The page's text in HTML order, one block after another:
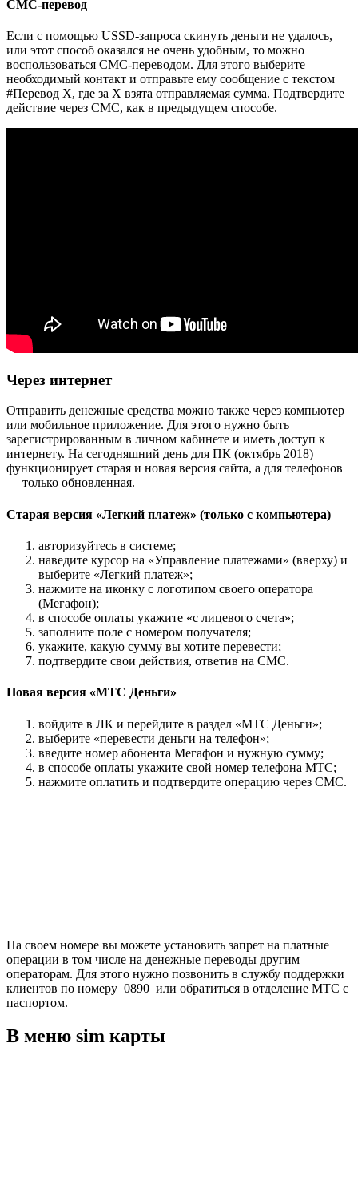
СМС-перевод
Если с помощью USSD-запроса скинуть деньги не удалось,
или этот способ оказался не очень удобным, то можно
воспользоваться СМС-переводом. Для этого выберите
необходимый контакт и отправьте ему сообщение с текстом
#Перевод Х, где за Х взята отправляемая сумма. Подтвердите
действие через СМС, как в предыдущем способе.
Через интернет
Отправить денежные средства можно также через компьютер
или мобильное приложение. Для этого нужно быть
зарегистрированным в личном кабинете и иметь доступ к
интернету. На сегодняшний день для ПК (октябрь 2018)
функционирует старая и новая версия сайта, а для телефонов
— только обновленная.
Старая версия «Легкий платеж» (только с компьютера)
авторизуйтесь в системе;
наведите курсор на «Управление платежами» (вверху) и
выберите «Легкий платеж»;
нажмите на иконку с логотипом своего оператора
(Мегафон);
в способе оплаты укажите «с лицевого счета»;
заполните поле с номером получателя;
укажите, какую сумму вы хотите перевести;
подтвердите свои действия, ответив на СМС.
Новая версия «МТС Деньги»
войдите в ЛК и перейдите в раздел «МТС Деньги»;
выберите «перевести деньги на телефон»;
введите номер абонента Мегафон и нужную сумму;
в способе оплаты укажите свой номер телефона МТС;
нажмите оплатить и подтвердите операцию через СМС.
На своем номере вы можете установить запрет на платные
операции в том числе на денежные переводы другим
операторам. Для этого нужно позвонить в службу поддержки
клиентов по номеру 0890 или обратиться в отделение МТС с
паспортом.
В меню sim карты